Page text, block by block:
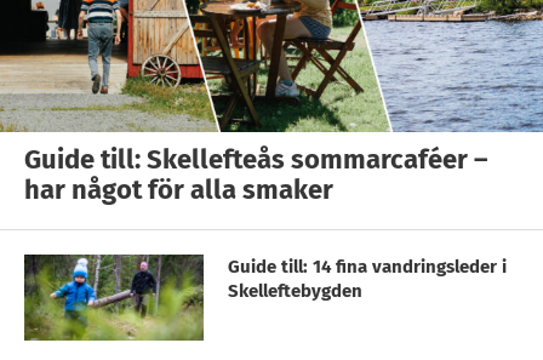
Guide till: Skellefteås sommarcaféer –
har något för alla smaker
Guide till: 14 fina vandringsleder i
Skelleftebygden